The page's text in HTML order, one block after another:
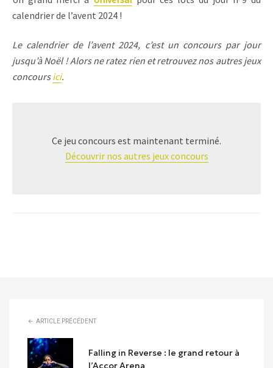
calendrier de l’avent 2024 !
Le calendrier de l’avent 2024, c’est un concours par jour
jusqu’à Noël ! Alors ne ratez rien et retrouvez nos autres jeux
concoursici.
Ce jeu concours est maintenant terminé.
Découvrir nos autres jeux concours
ARTICLE PRÉCÉDENT
Falling in Reverse : le grand retour à
l’Accor Arena